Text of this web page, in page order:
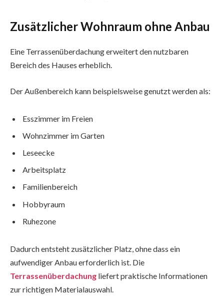
Zusätzlicher Wohnraum ohne Anbau
Eine Terrassenüberdachung erweitert den nutzbaren
Bereich des Hauses erheblich.
Der Außenbereich kann beispielsweise genutzt werden als:
Esszimmer im Freien
Wohnzimmer im Garten
Leseecke
Arbeitsplatz
Familienbereich
Hobbyraum
Ruhezone
Dadurch entsteht zusätzlicher Platz, ohne dass ein
aufwendiger Anbau erforderlich ist. Die
Terrassenüberdachung liefert praktische Informationen
zur richtigen Materialauswahl.